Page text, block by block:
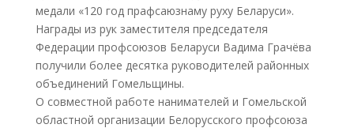
медали «120 год прафсаюзнаму руху Беларуси».
Награды из рук заместителя председателя
Федерации профсоюзов Беларуси Вадима Грачёва
получили более десятка руководителей районных
объединений Гомельщины.
О совместной работе нанимателей и Гомельской
областной организации Белорусского профсоюза